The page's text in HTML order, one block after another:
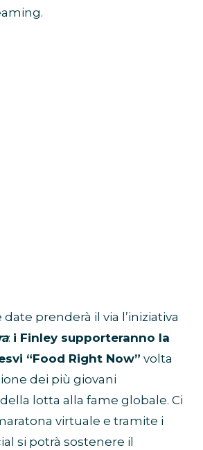
prenderà il via l’iniziativa
: i Finley supporteranno la
“Food Right Now” volta
dei più giovani
lotta alla fame globale. Ci
virtuale e tramite i
si potrà sostenere il